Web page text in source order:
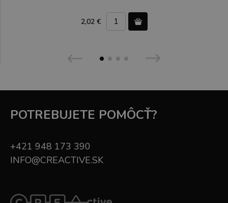
2,02 €
POTREBUJETE POMÔCŤ?
+421 948 173 390
INFO@CREACTIVE.SK